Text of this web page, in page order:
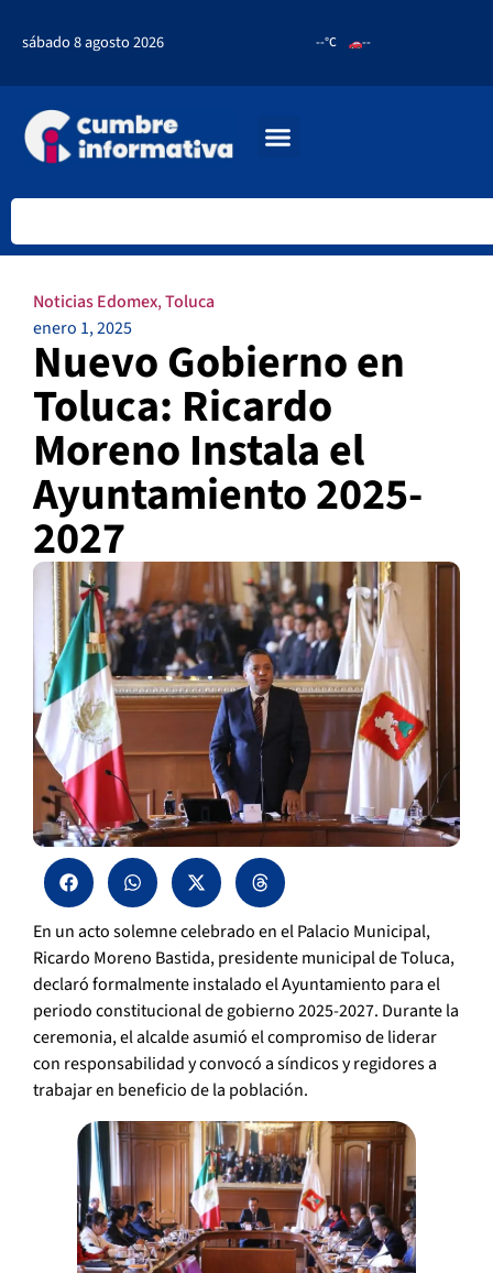
sábado 8 agosto 2026 --°C --
Noticias Edomex,Toluca
enero 1, 2025
Nuevo Gobierno en
Toluca: Ricardo
Moreno Instala el
Ayuntamiento 2025-
2027
En un acto solemne celebrado en el Palacio Municipal,
Ricardo Moreno Bastida, presidente municipal de Toluca,
declaró formalmente instalado el Ayuntamiento para el
periodo constitucional de gobierno 2025-2027. Durante la
ceremonia, el alcalde asumió el compromiso de liderar
con responsabilidad y convocó a síndicos y regidores a
trabajar en beneficio de la población.